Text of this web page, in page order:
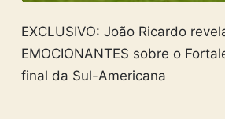
EXCLUSIVO: João Ricardo
EMOCIONANTES sobre o
final da Sul-Americana